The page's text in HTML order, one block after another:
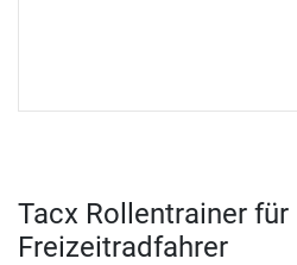
Tacx Rollentrainer für
Freizeitradfahrer